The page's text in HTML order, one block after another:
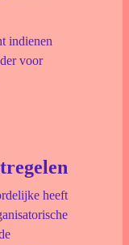
indienen
voor
heeft